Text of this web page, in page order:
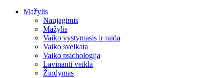
Mažylis
Naujagimis
Mažylis
Vaiko vystymasis ir raida
Vaiko sveikata
Vaiko psichologija
Lavinanti veikla
Žindymas